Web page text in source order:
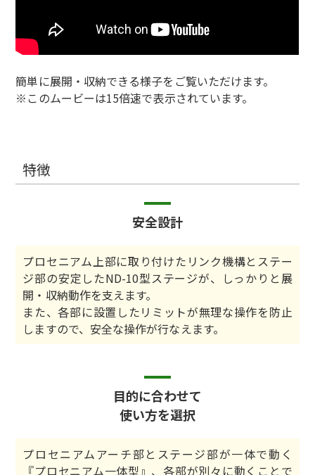
簡単に展開・収納できる様子をご覧いただけます。
※このムービーは15倍速で表示されています。
特徴
安全設計
プロセニアム上部に取り付けたリンク機構とステー
ジ部の安定したND-10型ステージが、しっかりと展
開・収納動作を支えます。
また、各部に設置したリミットが無理な操作を防止
しますので、安全な操作が行なえます。
目的に合わせて
使い方を選択
プロセニアムアーチ部とステージ部が一体で動く
『プロセニアム一体型』、各部が別々に動くことで